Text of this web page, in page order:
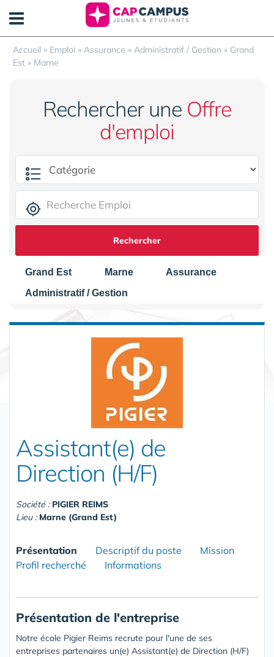
Accueil » Emploi » Assurance » Administratif / Gestion » Grand
Est » Marne
Rechercher une Offre
d'emploi
Rechercher
Grand Est Marne
Assurance
Administratif / Gestion
Assistant(e) de
Direction (H/F)
Société : PIGIER REIMS
Lieu : Marne (Grand Est)
Présentation Descriptif du poste
Mission
Profil recherché
Informations
Présentation de l'entreprise
Notre école Pigier Reims recrute pour l'une de ses
entreprises partenaires un(e) Assistant(e) de Direction (H/F)
Panneau de gestion des cookies